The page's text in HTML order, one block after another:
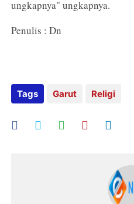
ungkapnya" ungkapnya.
Penulis : Dn
Tags Garut Religi